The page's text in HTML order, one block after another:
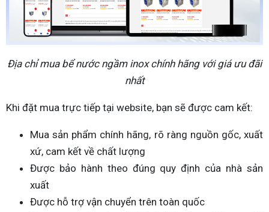
Địa chỉ mua bể nước ngầm inox chính hãng với giá ưu đãi
nhất
Khi đặt mua trực tiếp tại website, bạn sẽ được cam kết:
Mua sản phẩm chính hãng, rõ ràng nguồn gốc, xuất
xứ, cam kết về chất lượng
Được bảo hành theo đúng quy định của nhà sản
xuất
Được hỗ trợ vận chuyển trên toàn quốc